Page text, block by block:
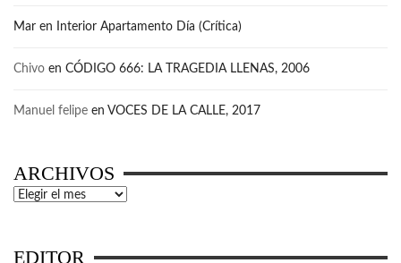
Mar en Interior Apartamento Día (Crítica)
Chivo en CÓDIGO 666: LA TRAGEDIA LLENAS, 2006
Manuel felipe en VOCES DE LA CALLE, 2017
ARCHIVOS
Archivos
EDITOR